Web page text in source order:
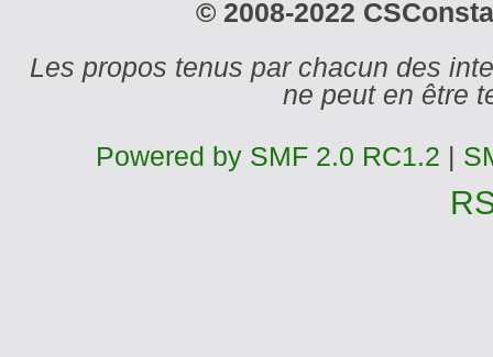
© 2008-2022
Les propos tenus par chacun des
ne peut en être
Powered by SMF 2.0 RC1.2 |